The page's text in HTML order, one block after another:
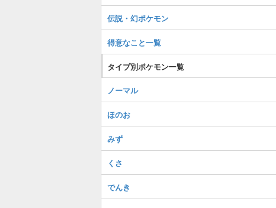
伝説・幻ポケモン
得意なこと一覧
タイプ別ポケモン一覧
ノーマル
ほのお
みず
くさ
でんき